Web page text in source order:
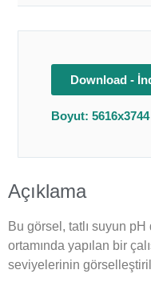
Download -
Boyut:
Açıklama
Bu görsel, tatlı suyun
ortamında yapılan bir
seviyelerinin